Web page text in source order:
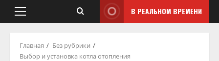
В РЕАЛЬНОМ ВРЕМЕНИ
Главная
Без рубрики
Выбор и установка котла отопления